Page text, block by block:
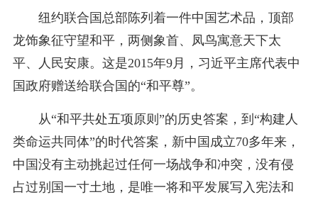
纽约联合国总部陈列着一件中国艺术品，顶部
龙饰象征守望和平，两侧象首、凤鸟寓意天下太
平、人民安康。这是2015年9月，习近平主席代表中
国政府赠送给联合国的“和平尊”。
从“和平共处五项原则”的历史答案，到“构建人
类命运共同体”的时代答案，新中国成立70多年来，
中国没有主动挑起过任何一场战争和冲突，没有侵
占过别国一寸土地，是唯一将和平发展写入宪法和